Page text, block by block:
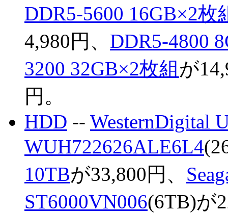
DDR5-5600 16GB×2枚
4,980円、 DDR5-4800
3200 32GB×2枚組が
円。
HDD -- WesternDigital
WUH722626ALE6L4
10TBが33,800円、
ST6000VN006(6TB)が